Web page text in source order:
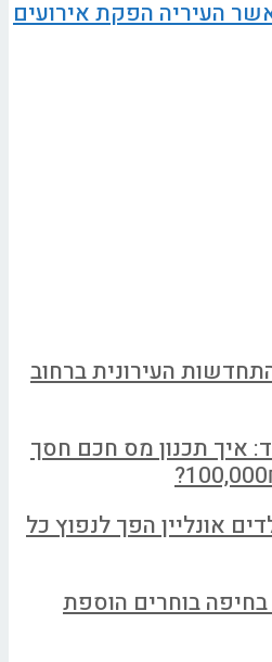
העיריה הפקת אירועים
העירונית ברחוב
איך תכנון מס חכם חסך
אונליין הפך לנפוץ כל
בחיפה בוחרים הוספת